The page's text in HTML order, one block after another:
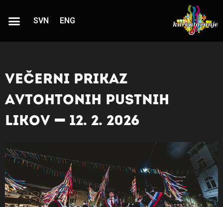
SVN ENG
Večerni prikaz
avtohtonih pustnih
likov - 12. 2. 2026